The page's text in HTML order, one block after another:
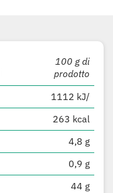
100 g di
prodotto
1112 kJ/
263 kcal
4,8 g
0,9 g
44 g